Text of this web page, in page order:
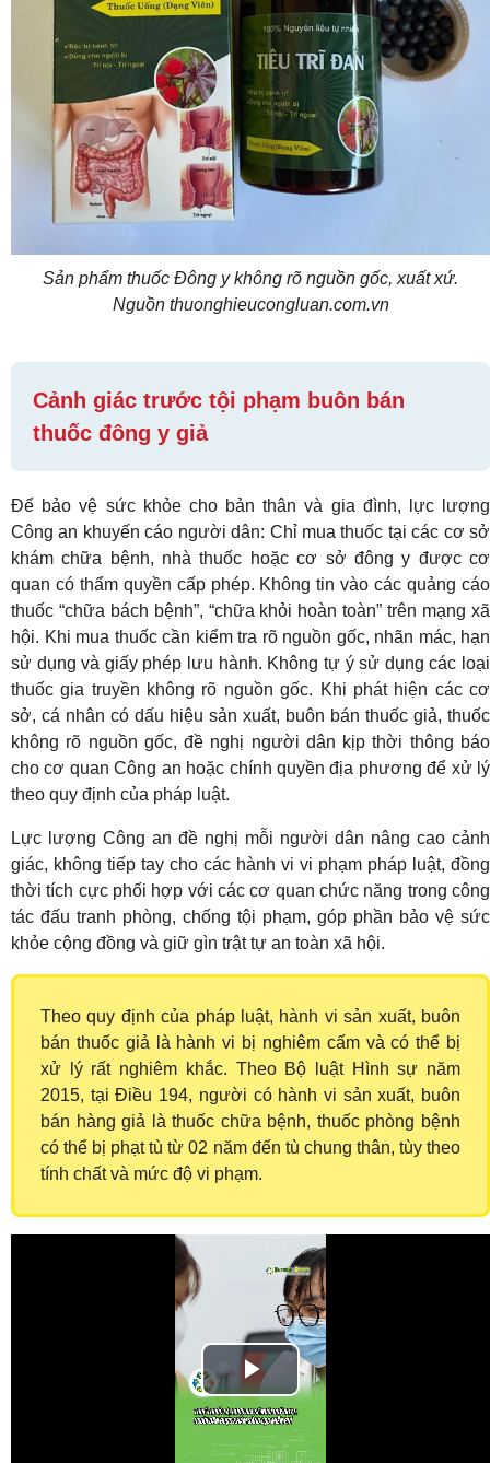
Sản phẩm thuốc Đông y không rõ nguồn gốc, xuất xứ.
Nguồn thuonghieucongluan.com.vn
Cảnh giác trước tội phạm buôn bán
thuốc đông y giả
Để bảo vệ sức khỏe cho bản thân và gia đình, lực lượng
Công an khuyến cáo người dân: Chỉ mua thuốc tại các cơ sở
khám chữa bệnh, nhà thuốc hoặc cơ sở đông y được cơ
quan có thẩm quyền cấp phép. Không tin vào các quảng cáo
thuốc “chữa bách bệnh”, “chữa khỏi hoàn toàn” trên mạng xã
hội. Khi mua thuốc cần kiểm tra rõ nguồn gốc, nhãn mác, hạn
sử dụng và giấy phép lưu hành. Không tự ý sử dụng các loại
thuốc gia truyền không rõ nguồn gốc. Khi phát hiện các cơ
sở, cá nhân có dấu hiệu sản xuất, buôn bán thuốc giả, thuốc
không rõ nguồn gốc, đề nghị người dân kịp thời thông báo
cho cơ quan Công an hoặc chính quyền địa phương để xử lý
theo quy định của pháp luật.
Lực lượng Công an đề nghị mỗi người dân nâng cao cảnh
giác, không tiếp tay cho các hành vi vi phạm pháp luật, đồng
thời tích cực phối hợp với các cơ quan chức năng trong công
tác đấu tranh phòng, chống tội phạm, góp phần bảo vệ sức
khỏe cộng đồng và giữ gìn trật tự an toàn xã hội.
Theo quy định của pháp luật, hành vi sản xuất, buôn
bán thuốc giả là hành vi bị nghiêm cấm và có thể bị
xử lý rất nghiêm khắc. Theo Bộ luật Hình sự năm
2015, tại Điều 194, người có hành vi sản xuất, buôn
bán hàng giả là thuốc chữa bệnh, thuốc phòng bệnh
có thể bị phạt tù từ 02 năm đến tù chung thân, tùy theo
tính chất và mức độ vi phạm.
Play
Video